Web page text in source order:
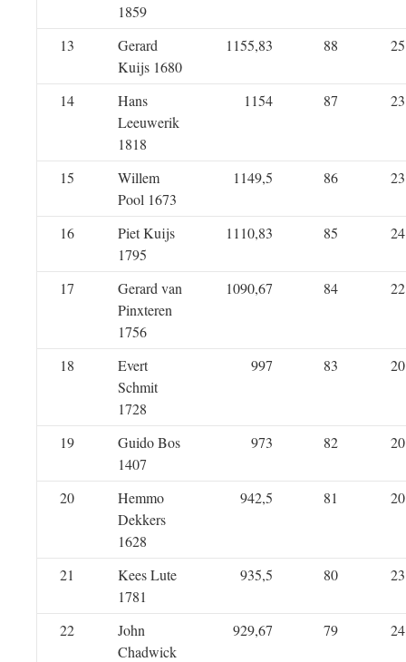
1859
13
Gerard
Kuijs 1680
1155,83 88 25
14
Hans
Leeuwerik
1818
1154 87 23
15
Willem
Pool 1673
1149,5 86 23
16
Piet Kuijs
1795
1110,83 85 24
17
Gerard van
Pinxteren
1756
1090,67 84 22
18
Evert
Schmit
1728
997 83 20
19
Guido Bos
1407
973 82 20
20
Hemmo
Dekkers
1628
942,5 81 20
21
Kees Lute
1781
935,5 80 23
22
John
Chadwick
929,67 79 24